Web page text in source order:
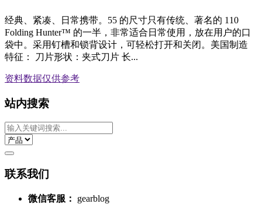
经典、紧凑、日常携带。55 的尺寸只有传统、著名的 110
Folding Hunter™ 的一半，非常适合日常使用，放在用户的口
袋中。采用钉槽和锁背设计，可轻松打开和关闭。美国制造
特征： 刀片形状：夹式刀片 长...
资料数据仅供参考
站内搜索
联系我们
微信客服：
gearblog